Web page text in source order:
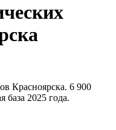
Красноярска. 6 900
база 2025 года.